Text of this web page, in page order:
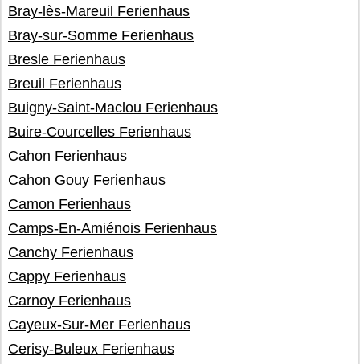
Bray-lès-Mareuil Ferienhaus
Bray-sur-Somme Ferienhaus
Bresle Ferienhaus
Breuil Ferienhaus
Buigny-Saint-Maclou Ferienhaus
Buire-Courcelles Ferienhaus
Cahon Ferienhaus
Cahon Gouy Ferienhaus
Camon Ferienhaus
Camps-En-Amiénois Ferienhaus
Canchy Ferienhaus
Cappy Ferienhaus
Carnoy Ferienhaus
Cayeux-Sur-Mer Ferienhaus
Cerisy-Buleux Ferienhaus